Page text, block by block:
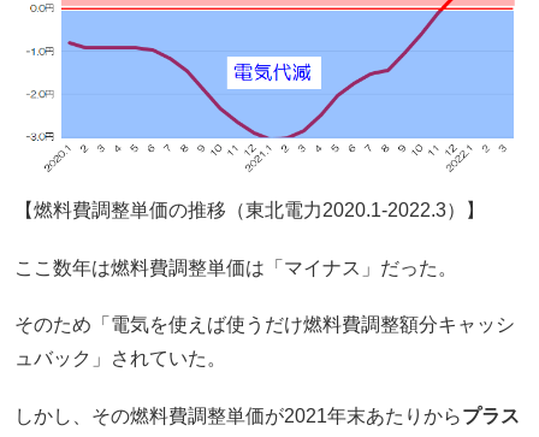
【燃料費調整単価の推移（東北電力2020.1-2022.3）】
ここ数年は燃料費調整単価は「マイナス」だった。
そのため「電気を使えば使うだけ燃料費調整額分キャッシ
ュバック」されていた。
しかし、その燃料費調整単価が2021年末あたりからプラス